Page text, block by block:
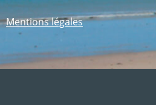
Mentions légales